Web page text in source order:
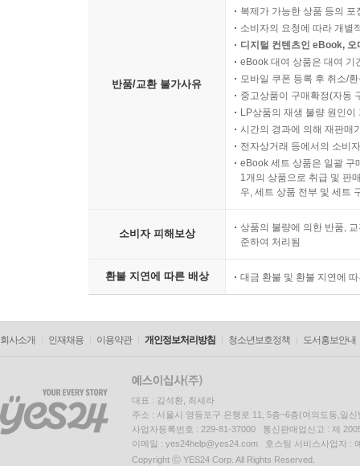
반품/교환 불가사유
복제가 가능한 상품 등의
소비자의 요청에 따라 개별
디지털 컨텐츠인 eBook,
eBook 대여 상품은 대여 기
모바일 쿠폰 등록 후 취소/
중고상품이 구매확정(자동
LP상품의 재생 불량 원인
시간의 경과에 의해 재판매
전자상거래 등에서의 소비
eBook 세트 상품은 일괄 구
1개의 상품으로 취급 및 판
우, 세트 상품 전부 및 세트
소비자 피해보상
상품의 불량에 의한 반품,
준하여 처리됨
환불 지연에 따른 배상 대금 환불 및 환불 지연에
회사소개 인재채용 이용약관 개인정보처리방침 청소년보호정책 도서홍보안내
대표 : 김석환, 최세라
주소 : 서울시 영등포구 은행로 11, 5층~6층(여의도동,일신
사업자등록번호 : 229-81-37000 통신판매업신고 : 제
이메일 : yes24help@yes24.com 호스팅 서비스사업자 :
Copyright ⓒ YES24 Corp. All Rights Reserved.